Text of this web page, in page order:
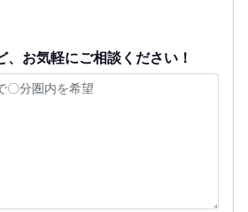
、お気軽にご相談ください！